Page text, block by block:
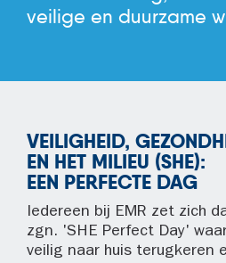
veilige en duurzame
VEILIGHEID,
EN HET MILIEU (SHE):
EEN PERFECTE DAG
Iedereen bij EMR zet zich
zgn. 'SHE Perfect Day'
veilig naar huis terugkeren